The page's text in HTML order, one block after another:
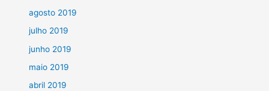
agosto 2019
julho 2019
junho 2019
maio 2019
abril 2019